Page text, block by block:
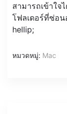
สามารถเข้าใจ
โฟลเดอร์ที่ซ่อน
hellip;
หมวดหมู่: Mac